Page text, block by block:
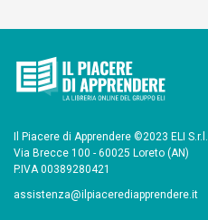
Il Piacere di Apprendere ©2023 ELI S.r.l.
Via Brecce 100 - 60025 Loreto (AN)
P.IVA 00389280421
assistenza@ilpiacerediapprendere.it